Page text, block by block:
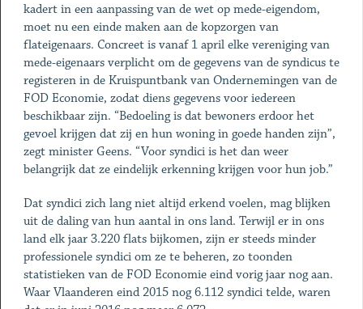
kadert in een aanpassing van de wet op mede-eigendom,
moet nu een einde maken aan de kopzorgen van
flateigenaars. Concreet is vanaf 1 april elke vereniging van
mede-eigenaars verplicht om de gegevens van de syndicus te
registeren in de Kruispuntbank van Onder­nemingen van de
FOD Economie, zodat diens gegevens voor iedereen
beschikbaar zijn. “Bedoeling is dat bewoners erdoor het
gevoel krijgen dat zij en hun woning in goede handen zijn”,
zegt ­minister Geens. “Voor syndici is het dan weer
belangrijk dat ze eindelijk erkenning krijgen voor hun job.”
Dat syndici zich lang niet altijd erkend voelen, mag blijken
uit de daling van hun aantal in ons land. Terwijl er in ons
land elk jaar 3.220 flats bijkomen, zijn er steeds minder
professionele syndici om ze te beheren, zo toonden
statistieken van de FOD Economie eind vorig jaar nog aan.
Waar Vlaanderen eind 2015 nog 6.112 syndici telde, waren